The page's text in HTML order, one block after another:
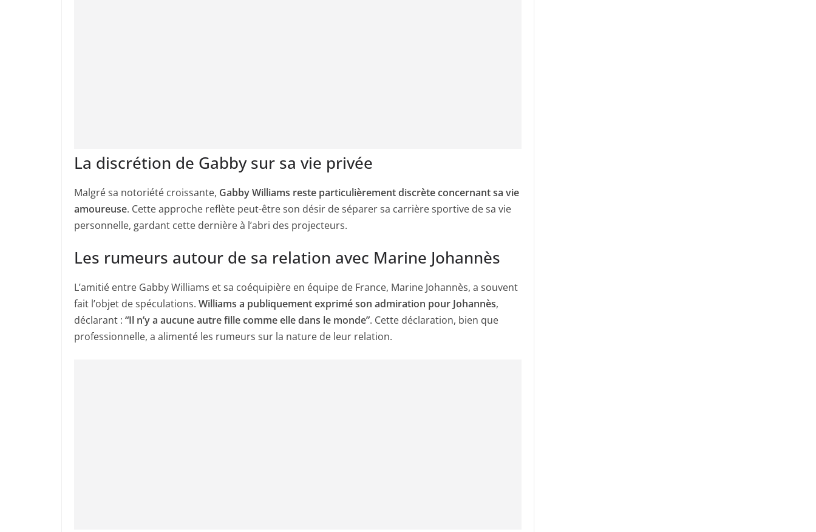
La discrétion de Gabby sur sa vie privée
Malgré sa notoriété croissante, Gabby Williams reste particulièrement discrète concernant sa vie
amoureuse. Cette approche reflète peut-être son désir de séparer sa carrière sportive de sa vie
personnelle, gardant cette dernière à l’abri des projecteurs.
Les rumeurs autour de sa relation avec Marine Johannès
L’amitié entre Gabby Williams et sa coéquipière en équipe de France, Marine Johannès, a souvent
fait l’objet de spéculations. Williams a publiquement exprimé son admiration pour Johannès,
déclarant : “Il n’y a aucune autre fille comme elle dans le monde”. Cette déclaration, bien que
professionnelle, a alimenté les rumeurs sur la nature de leur relation.